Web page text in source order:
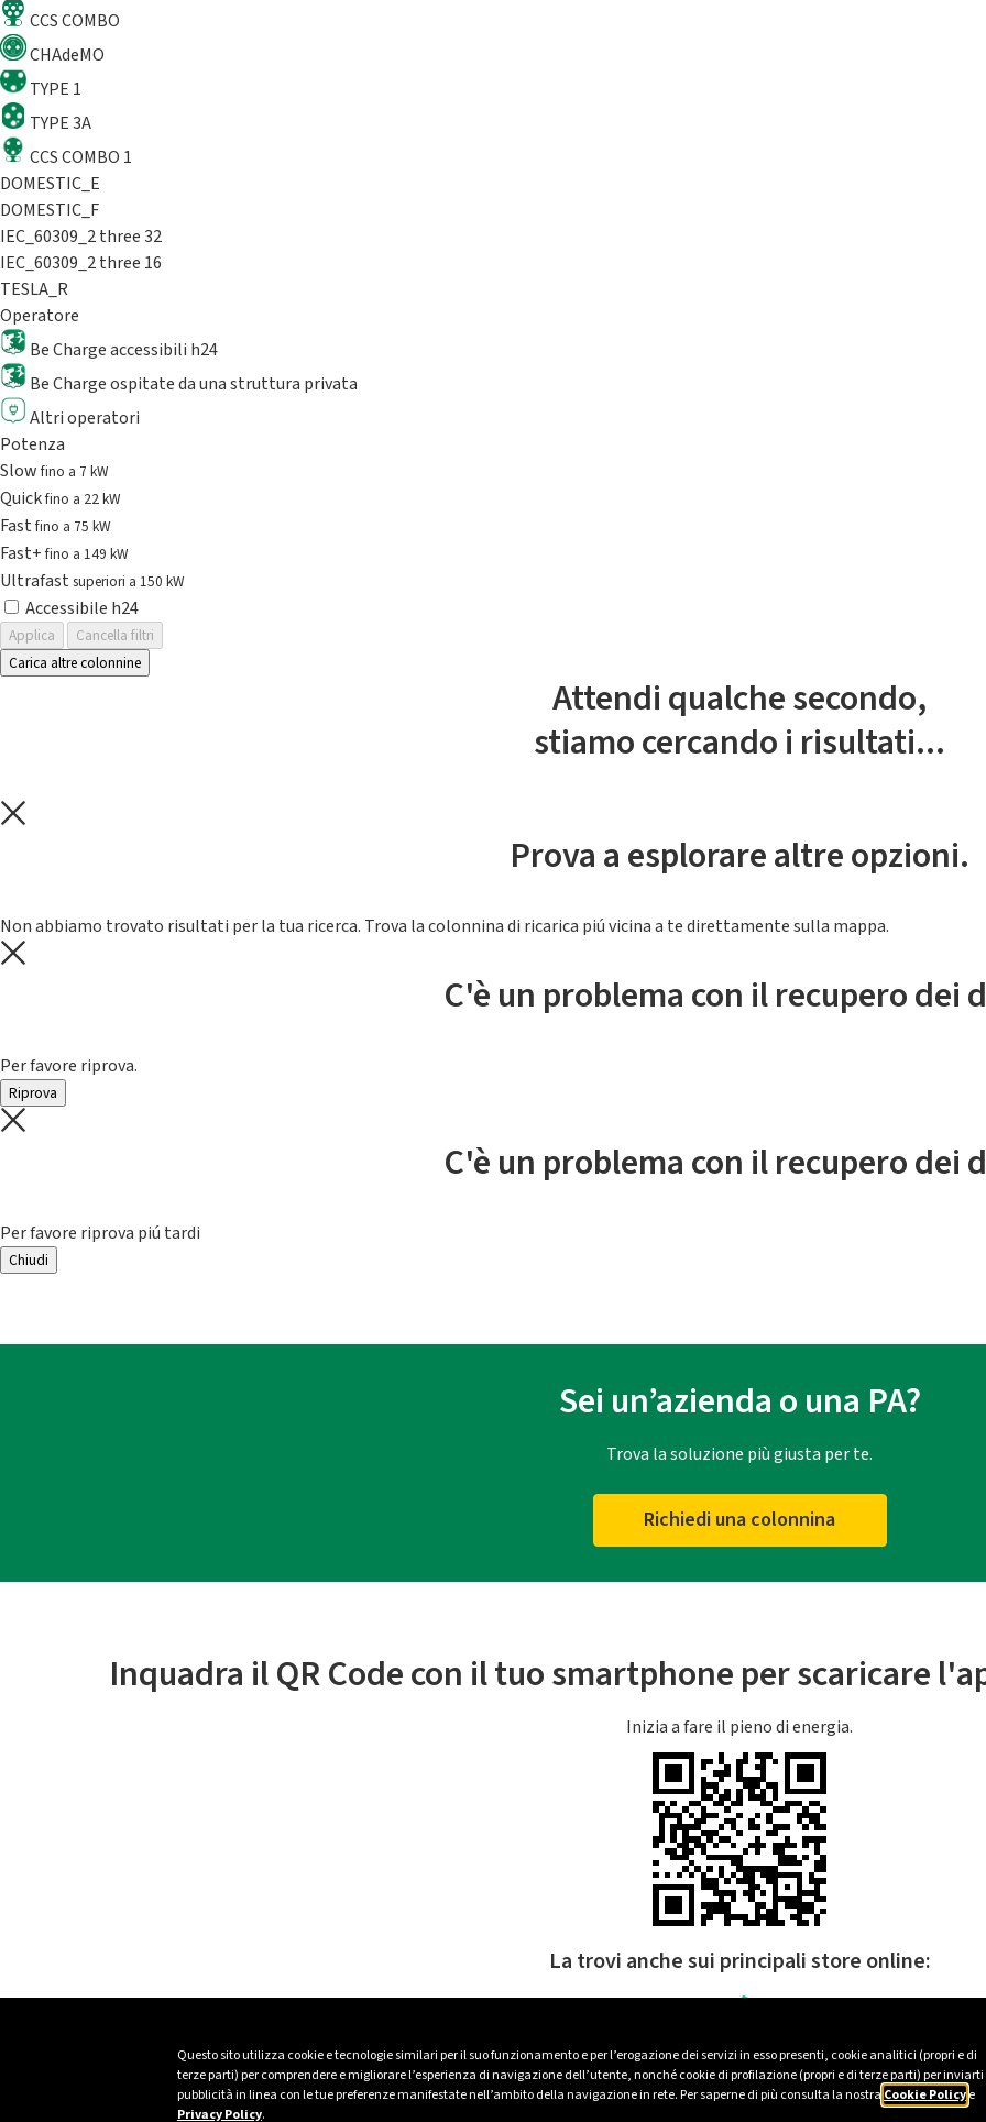
Questo sito utilizza cookie e tecnologie similari per il suo funzionamento e per l’erogazione dei servizi in esso presenti, cookie analitici (propri e di
terze parti) per comprendere e migliorare l’esperienza di navigazione dell’utente, nonché cookie di profilazione (propri e di terze parti) per inviarti
pubblicità in linea con le tue preferenze manifestate nell’ambito della navigazione in rete. Per saperne di più consulta la nostra Cookie Policye
Privacy Policy.
CCS COMBO
CHAdeMO
TYPE 1
TYPE 3A
CCS COMBO 1
DOMESTIC_E
DOMESTIC_F
IEC_60309_2 three 32
IEC_60309_2 three 16
TESLA_R
Operatore
Be Charge accessibili h24
Be Charge ospitate da una struttura privata
Altri operatori
Potenza
Slowfino a 7 kW
Quickfino a 22 kW
Fastfino a 75 kW
Fast+fino a 149 kW
Ultrafast superiori a 150 kW
Accessibile h24
Applica
Cancella filtri
Carica altre colonnine
Attendi qualche secondo,
stiamo cercando i risultati...
Prova a esplorare altre opzioni.
Non abbiamo trovato risultati per la tua ricerca. Trova la colonnina di ricarica piú vicina a te direttamente sulla mappa.
C'è un problema con il recupero dei
Per favore riprova.
Riprova
C'è un problema con il recupero dei
Per favore riprova piú tardi
Chiudi
Sei un’azienda o una PA?
Trova la soluzione più giusta per te.
Richiedi una colonnina
Inquadra il QR Code con il tuo smartphone per scaricare
Inizia a fare il pieno di energia.
La trovi anche sui principali store online: